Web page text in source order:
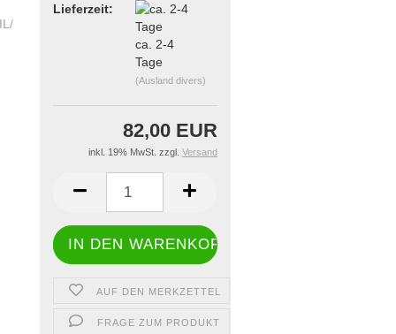
Lieferzeit:
ca. 2-4
Tage
(Ausland divers)
82,00 EUR
inkl. 19% MwSt. zzgl. Versand
AUF DEN MERKZETTEL
FRAGE ZUM PRODUKT